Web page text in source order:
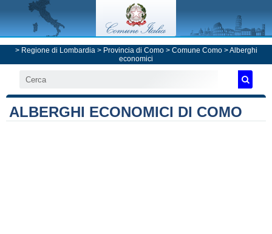
> Regione di Lombardia> Provincia di Como> Comune Como> Alberghi
economici
ALBERGHI ECONOMICI DI COMO